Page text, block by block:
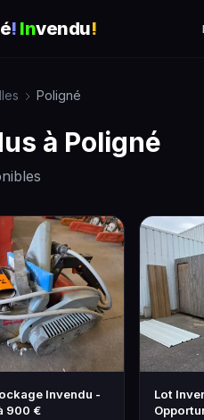
! Invendu!
Poligné
à Poligné
Invendu -
900 €
Lot